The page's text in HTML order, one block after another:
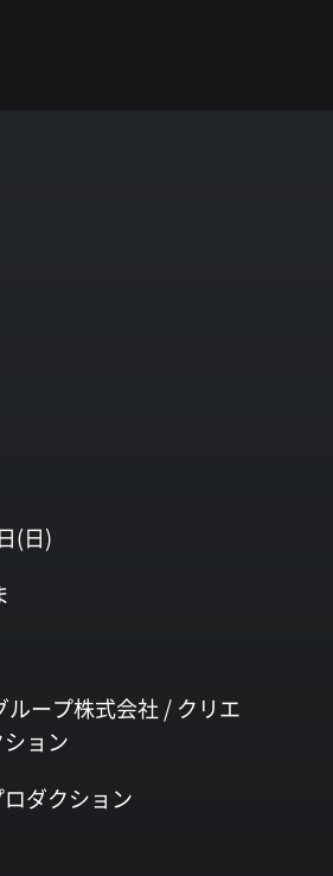
(日)
ループ株式会社 / クリエ
ョン
ダクション